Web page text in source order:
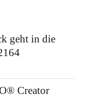
geht in die
Creator